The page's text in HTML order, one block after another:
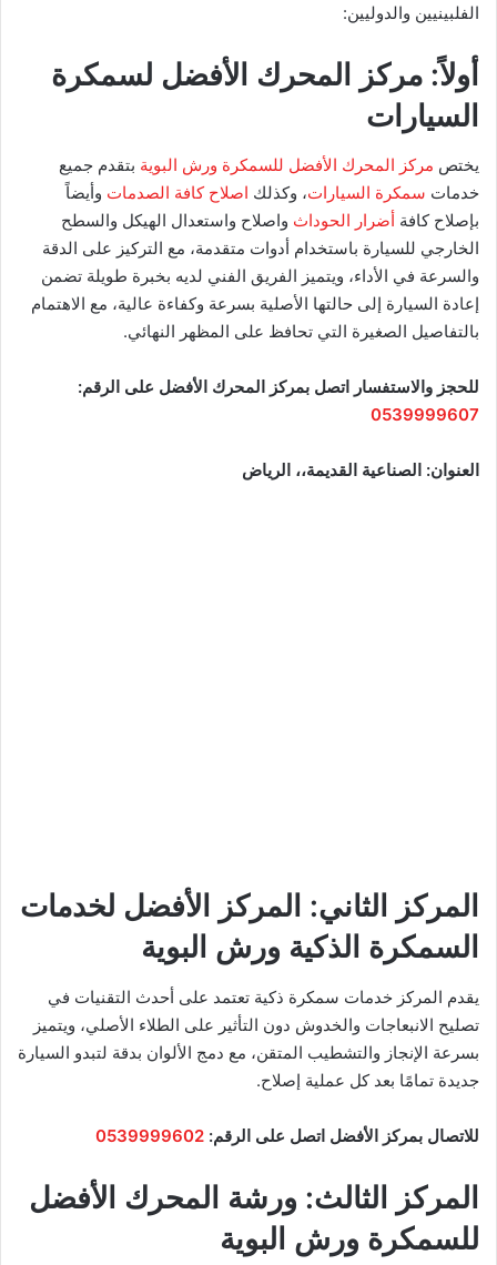
الفلبينيين والدوليين:
أولاً: مركز المحرك الأفضل لسمكرة
السيارات
يختص مركز المحرك الأفضل للسمكرة ورش البوية بتقدم جميع
خدمات سمكرة السيارات، وكذلك اصلاح كافة الصدمات وأيضاً
بإصلاح كافة أضرار الحوداث واصلاح واستعدال الهيكل والسطح
الخارجي للسيارة باستخدام أدوات متقدمة، مع التركيز على الدقة
والسرعة في الأداء، ويتميز الفريق الفني لديه بخبرة طويلة تضمن
إعادة السيارة إلى حالتها الأصلية بسرعة وكفاءة عالية، مع الاهتمام
بالتفاصيل الصغيرة التي تحافظ على المظهر النهائي.
للحجز والاستفسار اتصل بمركز المحرك الأفضل على الرقم:
0539999607
العنوان: الصناعية القديمة،، الرياض
المركز الثاني: المركز الأفضل لخدمات
السمكرة الذكية ورش البوية
يقدم المركز خدمات سمكرة ذكية تعتمد على أحدث التقنيات في
تصليح الانبعاجات والخدوش دون التأثير على الطلاء الأصلي، ويتميز
بسرعة الإنجاز والتشطيب المتقن، مع دمج الألوان بدقة لتبدو السيارة
جديدة تمامًا بعد كل عملية إصلاح.
للاتصال بمركز الأفضل اتصل على الرقم: 0539999602
المركز الثالث: ورشة المحرك الأفضل
للسمكرة ورش البوية